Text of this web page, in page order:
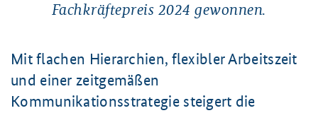
Fachkräftepreis 2024 gewonnen.
Mit flachen Hierarchien, flexibler Arbeitszeit
und einer zeitgemäßen
Kommunikationsstrategie steigert die